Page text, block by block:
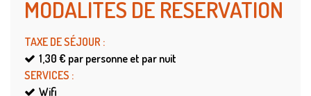
MODALITÉS DE RÉSERVATION
TAXE DE SÉJOUR :
1,30 € par personne et par nuit
SERVICES :
Wifi